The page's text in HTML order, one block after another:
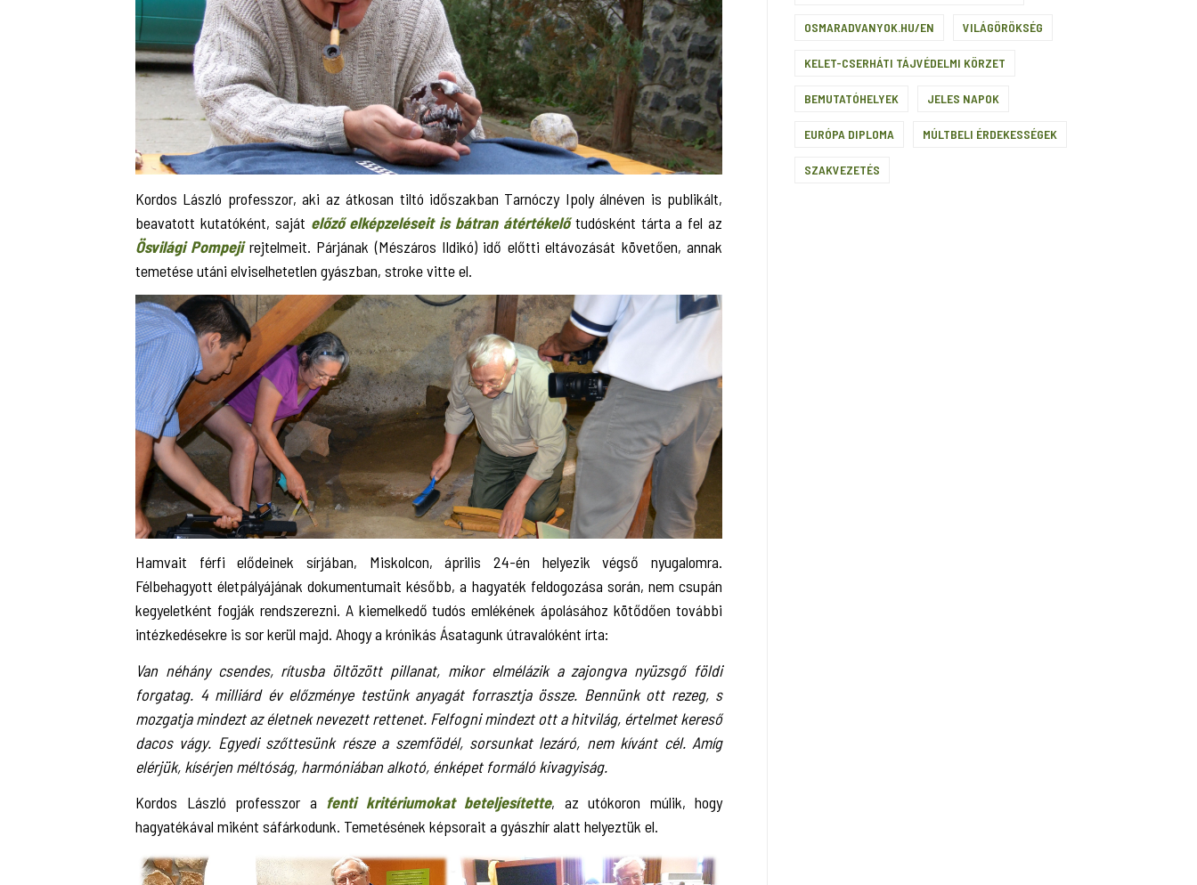
Kordos László professzor, aki az átkosan tiltó időszakban Tarnóczy Ipoly álnéven is publikált,
beavatott kutatóként, saját előző elképzeléseit is bátran átértékelőtudósként tárta a fel az
Ösvilági Pompejirejtelmeit. Párjának (Mészáros Ildikó) idő előtti eltávozását követően, annak
temetése utáni elviselhetetlen gyászban, stroke vitte el.
Hamvait férfi elődeinek sírjában, Miskolcon, április 24-én helyezik végső nyugalomra.
Félbehagyott életpályájának dokumentumait később, a hagyaték feldogozása során, nem csupán
kegyeletként fogják rendszerezni. A kiemelkedő tudós emlékének ápolásához kötődően további
intézkedésekre is sor kerül majd. Ahogy a krónikás Ásatagunk útravalóként írta:
Van néhány csendes, rítusba öltözött pillanat, mikor elmélázik a zajongva nyüzsgő földi
forgatag. 4 milliárd év előzménye testünk anyagát forrasztja össze. Bennünk ott rezeg, s
mozgatja mindezt az életnek nevezett rettenet. Felfogni mindezt ott a hitvilág, értelmet kereső
dacos vágy. Egyedi szőttesünk része a szemfödél, sorsunkat lezáró, nem kívánt cél. Amíg
elérjük, kísérjen méltóság, harmóniában alkotó, énképet formáló kivagyiság.
Kordos László professzor a fenti kritériumokat beteljesítette, az utókoron múlik, hogy
hagyatékával miként sáfárkodunk. Temetésének képsorait a gyászhír alatt helyeztük el.
OSMARADVANYOK.HU/EN VILÁGÖRÖKSÉG
KELET-CSERHÁTI TÁJVÉDELMI KÖRZET
BEMUTATÓHELYEK JELES NAPOK
EURÓPA DIPLOMA MÚLTBELI ÉRDEKESSÉGEK
SZAKVEZETÉS